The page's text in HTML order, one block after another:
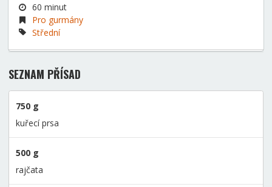
60 minut
Pro gurmány
Střední
SEZNAM PŘÍSAD
750 g
kuřecí prsa
500 g
rajčata